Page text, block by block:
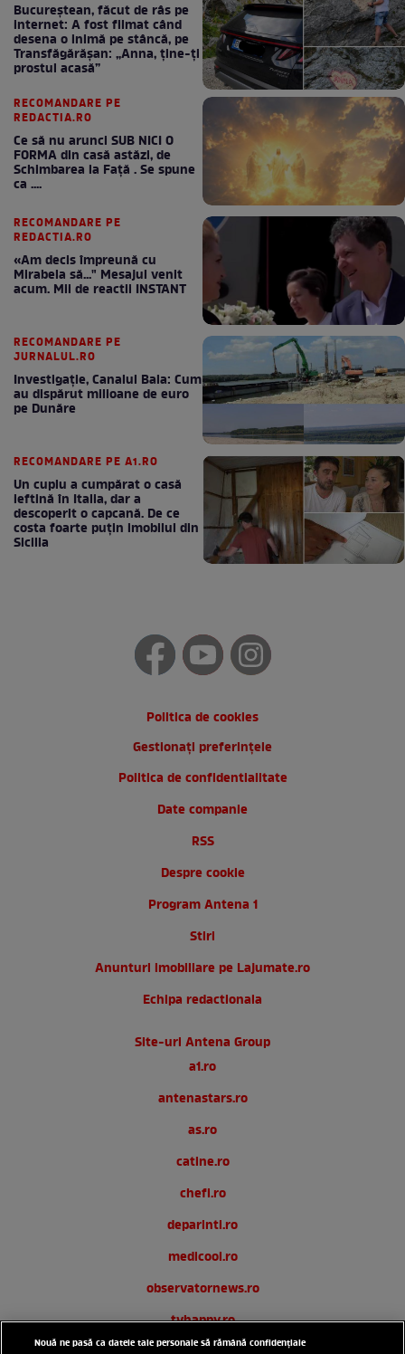
Bucureștean, făcut de râs pe
internet: A fost filmat când
desena o inimă pe stâncă, pe
Transfăgărășan: „Anna, ține-ți
prostul acasă”
RECOMANDARE PE
REDACTIA.RO
Ce să nu arunci SUB NICI O
FORMA din casă astăzi, de
Schimbarea la Față . Se spune
ca ....
RECOMANDARE PE
REDACTIA.RO
«Am decis împreună cu
Mirabela să..." Mesajul venit
acum. Mii de reactii INSTANT
RECOMANDARE PE
JURNALUL.RO
Investigație, Canalul Bala: Cum
au dispărut milioane de euro
pe Dunăre
RECOMANDARE PE A1.RO
Un cuplu a cumpărat o casă
ieftină în Italia, dar a
descoperit o capcană. De ce
costa foarte puțin imobilul din
Sicilia
Politica de cookies
Gestionați preferințele
Politica de confidentialitate
Date companie
RSS
Despre cookie
Program Antena 1
Stiri
Anunturi imobiliare pe Lajumate.ro
Echipa redactionala
Site-uri Antena Group
a1.ro
antenastars.ro
as.ro
catine.ro
chefi.ro
deparinti.ro
medicool.ro
observatornews.ro
tvhappy.ro
Nouă ne pasă ca datele tale personale să rămână confidențiale